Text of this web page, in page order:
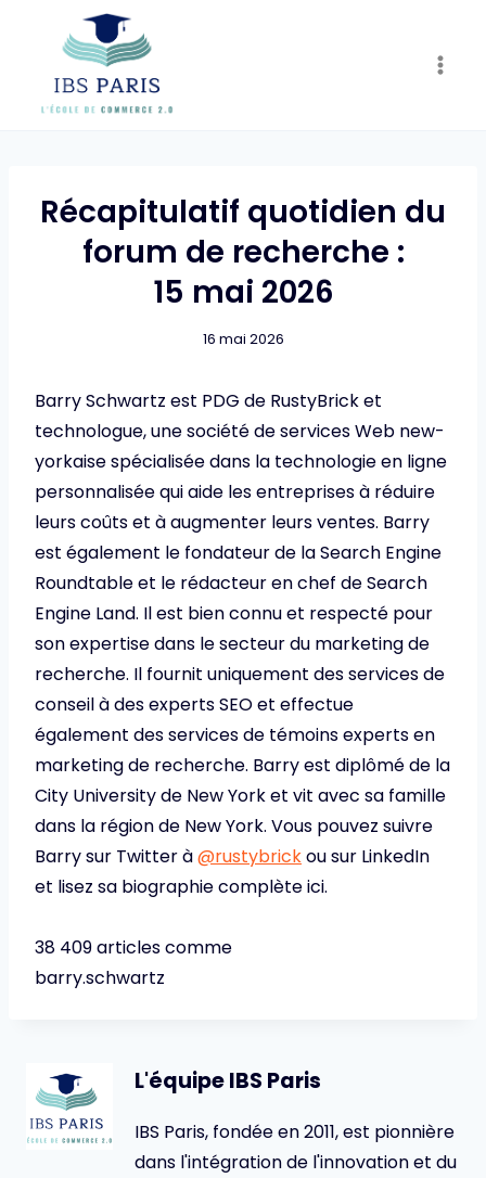
content
Récapitulatif quotidien du
forum de recherche :
15 mai 2026
16 mai 2026
Barry Schwartz est PDG de RustyBrick et
technologue, une société de services Web new-
yorkaise spécialisée dans la technologie en ligne
personnalisée qui aide les entreprises à réduire
leurs coûts et à augmenter leurs ventes. Barry
est également le fondateur de la Search Engine
Roundtable et le rédacteur en chef de Search
Engine Land. Il est bien connu et respecté pour
son expertise dans le secteur du marketing de
recherche. Il fournit uniquement des services de
conseil à des experts SEO et effectue
également des services de témoins experts en
marketing de recherche. Barry est diplômé de la
City University de New York et vit avec sa famille
dans la région de New York. Vous pouvez suivre
Barry sur Twitter à@rustybrickou sur LinkedIn
et lisez sa biographie complète ici.
38 409 articles comme
barry.schwartz
L'équipe IBS Paris
IBS Paris, fondée en 2011, est pionnière
dans l'intégration de l'innovation et du